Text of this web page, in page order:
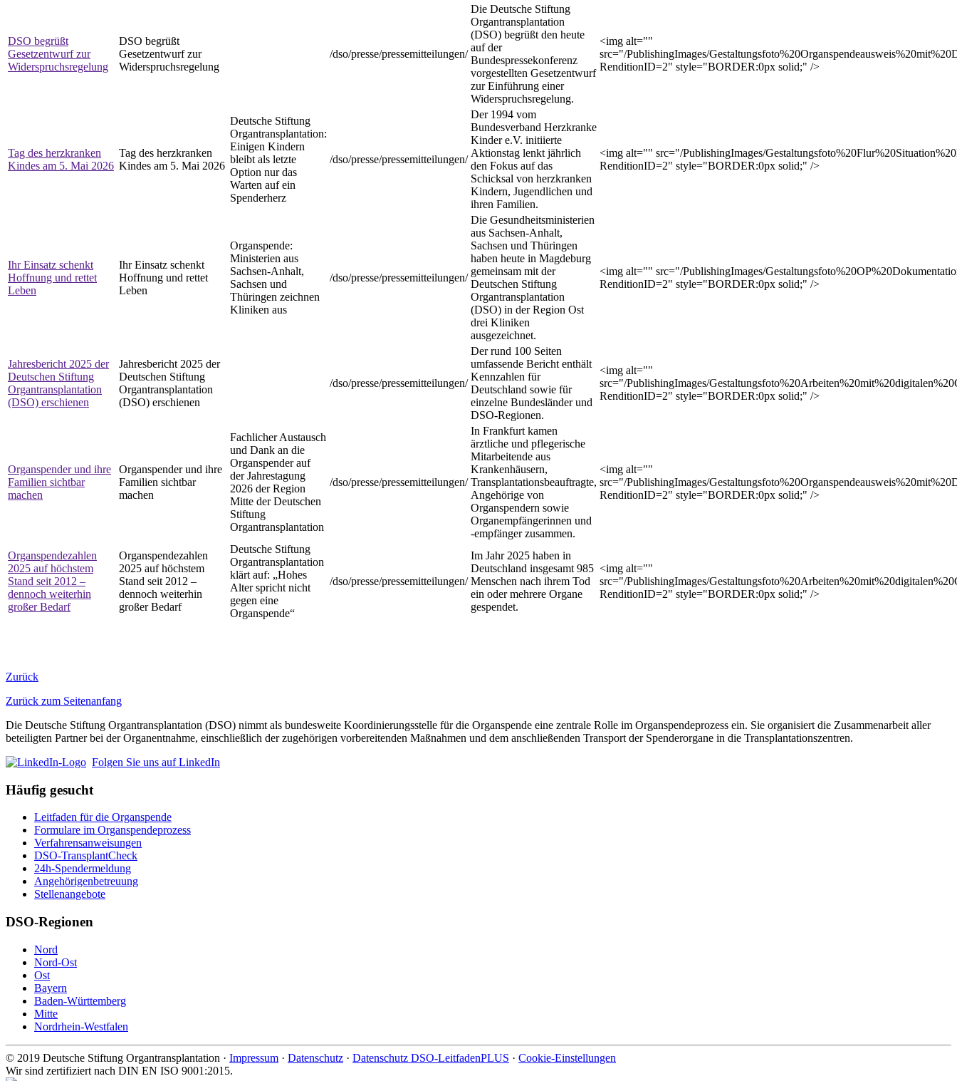
DSO begrüßt
Gesetzentwurf zur
Widerspruchsregelung
DSO begrüßt
Gesetzentwurf zur
Widerspruchsregelung
/dso/presse/pressemitteilungen/
Die Deutsche Stiftung
Organtransplantation
(DSO) begrüßt den heute
auf der
Bundespressekonferenz
vorgestellten Gesetzentwurf
zur Einführung einer
Widerspruchsregelung.
<img alt=""
src="/PublishingImages/
RenditionID=2" style="BORDER:0px solid;" />
Tag des herzkranken
Kindes am 5. Mai 2026
Tag des herzkranken
Kindes am 5. Mai 2026
Deutsche Stiftung
Organtransplantation:
Einigen Kindern
bleibt als letzte
Option nur das
Warten auf ein
Spenderherz
/dso/presse/pressemitteilungen/
Der 1994 vom
Bundesverband Herzkranke
Kinder e.V. initiierte
Aktionstag lenkt jährlich
den Fokus auf das
Schicksal von herzkranken
Kindern, Jugendlichen und
ihren Familien.
<img alt="" src="/PublishingImages/
RenditionID=2" style="BORDER:0px solid;" />
Ihr Einsatz schenkt
Hoffnung und rettet
Leben
Ihr Einsatz schenkt
Hoffnung und rettet
Leben
Organspende:
Ministerien aus
Sachsen-Anhalt,
Sachsen und
Thüringen zeichnen
Kliniken aus
/dso/presse/pressemitteilungen/
Die Gesundheitsministerien
aus Sachsen-Anhalt,
Sachsen und Thüringen
haben heute in Magdeburg
gemeinsam mit der
Deutschen Stiftung
Organtransplantation
(DSO) in der Region Ost
drei Kliniken
ausgezeichnet.
<img alt="" src="/PublishingImages/
RenditionID=2" style="BORDER:0px solid;" />
Jahresbericht 2025 der
Deutschen Stiftung
Organtransplantation
(DSO) erschienen
Jahresbericht 2025 der
Deutschen Stiftung
Organtransplantation
(DSO) erschienen
/dso/presse/pressemitteilungen/
Der rund 100 Seiten
umfassende Bericht enthält
Kennzahlen für
Deutschland sowie für
einzelne Bundesländer und
DSO-Regionen.
<img alt=""
src="/PublishingImages/
RenditionID=2" style="BORDER:0px solid;" />
Organspender und ihre
Familien sichtbar
machen
Organspender und ihre
Familien sichtbar
machen
Fachlicher Austausch
und Dank an die
Organspender auf
der Jahrestagung
2026 der Region
Mitte der Deutschen
Stiftung
Organtransplantation
/dso/presse/pressemitteilungen/
In Frankfurt kamen
ärztliche und pflegerische
Mitarbeitende aus
Krankenhäusern,
Transplantationsbeauftragte,
Angehörige von
Organspendern sowie
Organempfängerinnen und
-empfänger zusammen.
<img alt=""
src="/PublishingImages/
RenditionID=2" style="BORDER:0px solid;" />
Organspendezahlen
2025 auf höchstem
Stand seit 2012 –
dennoch weiterhin
großer Bedarf
Organspendezahlen
2025 auf höchstem
Stand seit 2012 –
dennoch weiterhin
großer Bedarf
Deutsche Stiftung
Organtransplantation
klärt auf: „Hohes
Alter spricht nicht
gegen eine
Organspende“
/dso/presse/pressemitteilungen/
Im Jahr 2025 haben in
Deutschland insgesamt 985
Menschen nach ihrem Tod
ein oder mehrere Organe
gespendet.
<img alt=""
src="/PublishingImages/
RenditionID=2" style="BORDER:0px solid;" />
Zurück
Zurück zum Seitenanfang
Die Deutsche Stiftung Organtransplantation (DSO) nimmt als bundesweite Koordinierungsstelle für die Organspende eine zentrale Rolle im Organspendeprozess ein. Sie organisiert die Zusammenarbeit aller
beteiligten Partner bei der Organentnahme, einschließlich der zugehörigen vorbereitenden Maßnahmen und dem anschließenden Transport der Spenderorgane in die Transplantationszentren.
Folgen Sie uns auf LinkedIn
Häufig gesucht
Leitfaden für die Organspende
Formulare im Organspendeprozess
Verfahrensanweisungen
DSO-TransplantCheck
24h-Spendermeldung
Angehörigenbetreuung
Stellenangebote
DSO-Regionen
Nord
Nord-Ost
Ost
Bayern
Baden-Württemberg
Mitte
Nordrhein-Westfalen
© 2019 Deutsche Stiftung Organtransplantation · Impressum · Datenschutz · Datenschutz DSO-LeitfadenPLUS · Cookie-Einstellungen
Wir sind zertifiziert nach DIN EN ISO 9001:2015.